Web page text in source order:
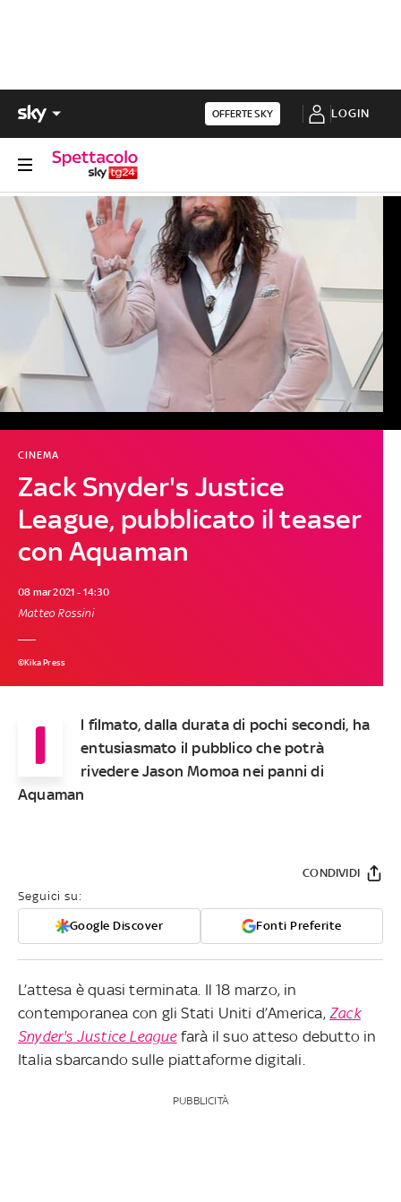
OFFERTE SKY LOGIN
Zack Snyder's Justice
League, pubblicato il teaser
con Aquaman
CINEMA
08 mar 2021 - 14:30
Matteo Rossini
©Kika Press
I
l filmato, dalla durata di pochi secondi, ha
entusiasmato il pubblico che potrà
rivedere Jason Momoa nei panni di
Aquaman
Seguici su:
Google Discover Fonti Preferite
CONDIVIDI
L’attesa è quasi terminata. Il 18 marzo, in
contemporanea con gli Stati Uniti d’America, Zack
Snyder's Justice Leaguefarà il suo atteso debutto in
Italia sbarcando sulle piattaforme digitali.
PUBBLICITÀ